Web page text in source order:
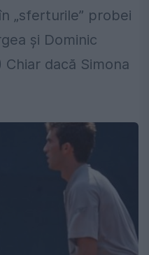
„sferturile” probei
și Dominic
dacă Simona